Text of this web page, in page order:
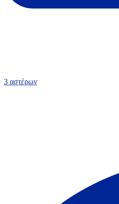
3 αστέρων